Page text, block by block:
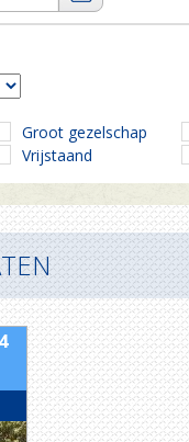
Groot gezelschap
Vrijstaand